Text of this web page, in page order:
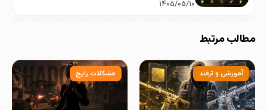
۱۴۰۵/۰۵/۱۰
مطالب مرتبط
آموزشی و ترفند مشکلات رایج